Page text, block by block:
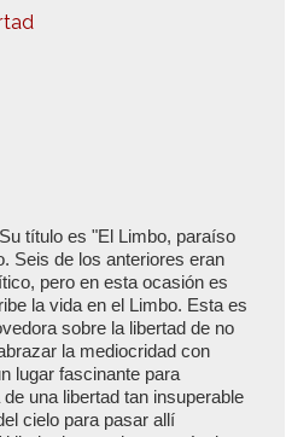
título es "El Limbo, paraíso
Seis de los anteriores eran
pero en esta ocasión es
la vida en el Limbo. Esta es
sobre la libertad de no
la mediocridad con
lugar fascinante para
una libertad tan insuperable
cielo para pasar allí